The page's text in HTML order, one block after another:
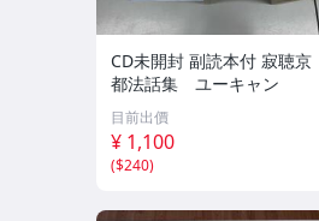
CD未開封 副読本付 寂聴京
都法話集 ユーキャン
目前出價
¥ 1,100
($240)